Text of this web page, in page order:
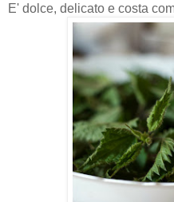
E' dolce, delicato e costa